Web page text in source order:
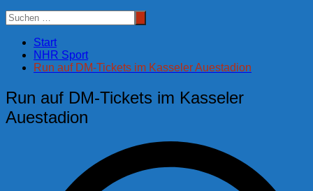
Start
NHR Sport
Run auf DM-Tickets im Kasseler Auestadion
Run auf DM-Tickets im Kasseler
Auestadion